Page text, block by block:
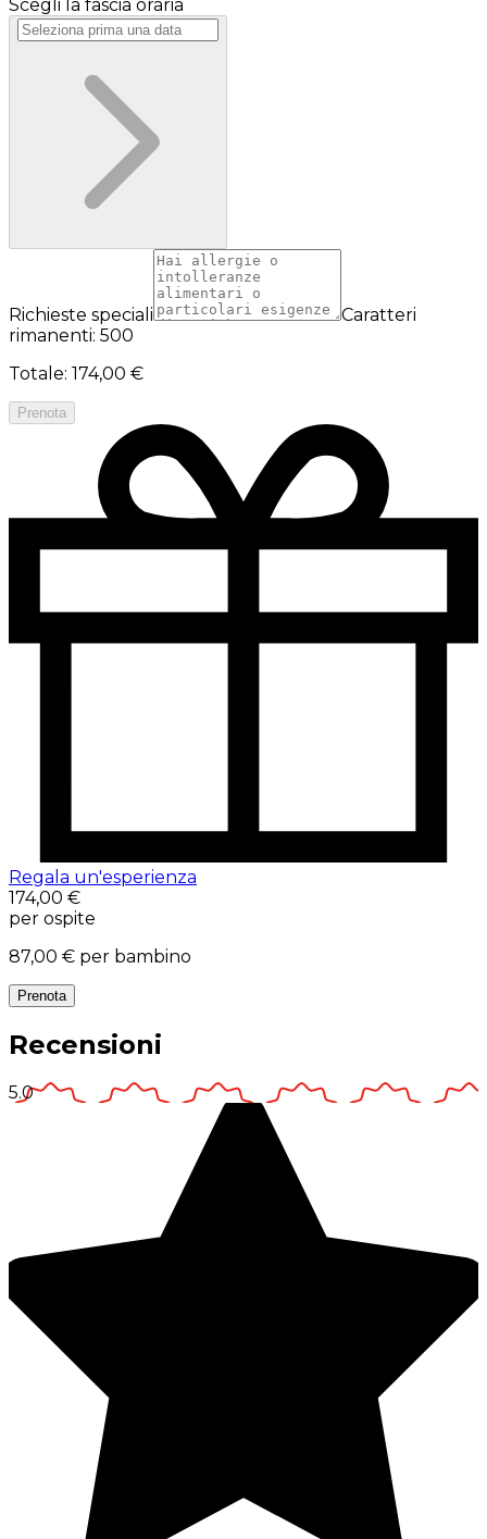
Scegli la fascia oraria
Richieste speciali
Caratteri
rimanenti: 500
Totale: 174,00 €
Prenota
Regala un'esperienza
174,00 €
per ospite
87,00 € per bambino
Prenota
Recensioni
5.0